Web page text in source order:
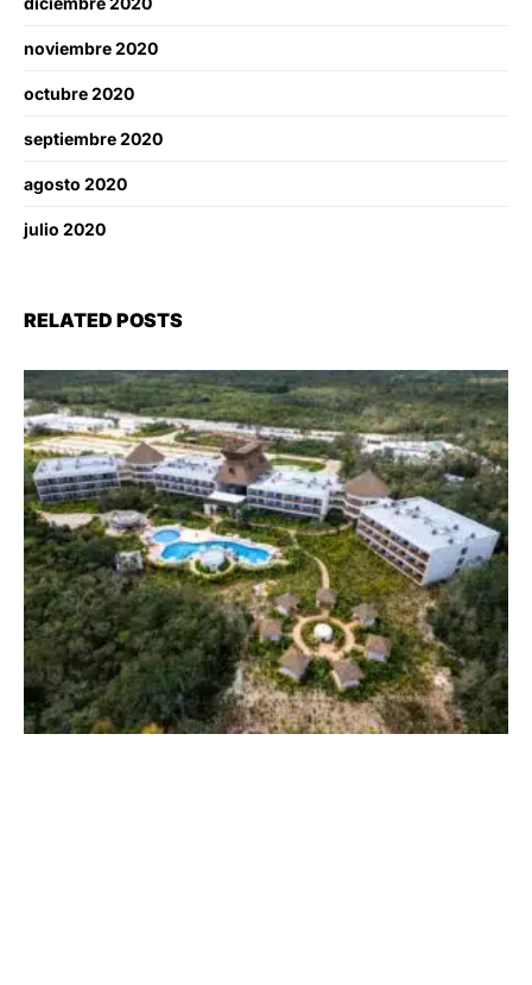
noviembre 2020
octubre 2020
septiembre 2020
agosto 2020
julio 2020
RELATED POSTS